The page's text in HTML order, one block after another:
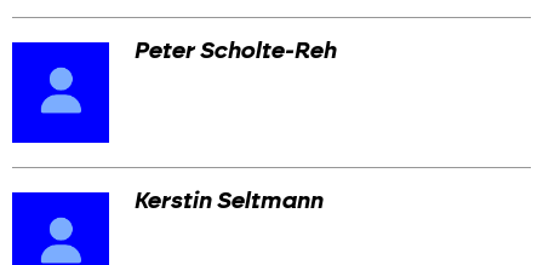
Peter Scholte-Reh
Kerstin Seltmann